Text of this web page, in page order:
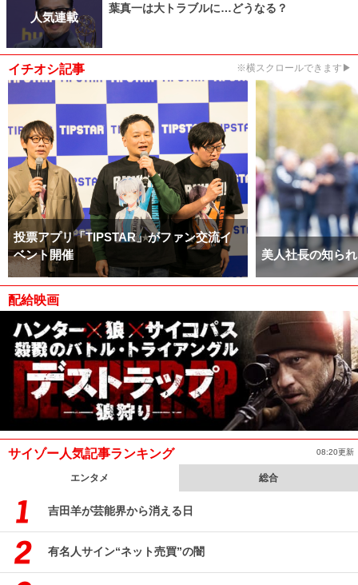
人気連載
葉真一は大トラブルに…どうなる？
イチオシ記事 ※横スクロールできます▶
投票アプリ「TIPSTAR」がファン交流イ
ベント開催
美人社長の知ら
配給映画
サイゾー人気記事ランキング 08:20更新
エンタメ 総合
吉田羊が芸能界から消える日
有名人サイン“ネット売買”の闇